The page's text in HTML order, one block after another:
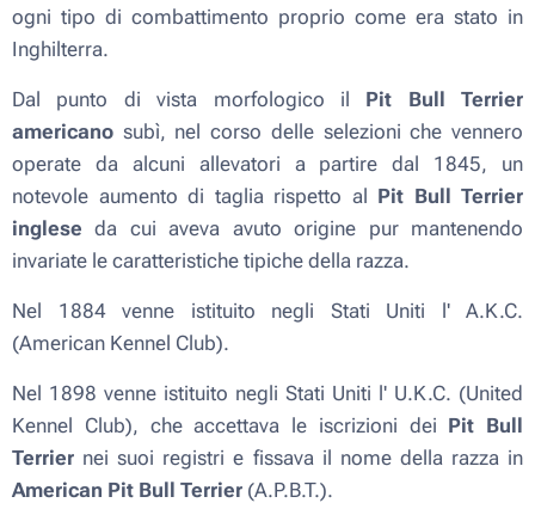
ogni tipo di combattimento proprio come era stato in
Inghilterra.
Dal punto di vista morfologico il Pit Bull Terrier
americano subì, nel corso delle selezioni che vennero
operate da alcuni allevatori a partire dal 1845, un
notevole aumento di taglia rispetto al Pit Bull Terrier
inglese da cui aveva avuto origine pur mantenendo
invariate le caratteristiche tipiche della razza.
Nel 1884 venne istituito negli Stati Uniti l' A.K.C.
(American Kennel Club).
Nel 1898 venne istituito negli Stati Uniti l' U.K.C. (United
Kennel Club), che accettava le iscrizioni dei Pit Bull
Terrier nei suoi registri e fissava il nome della razza in
American Pit Bull Terrier (A.P.B.T.).